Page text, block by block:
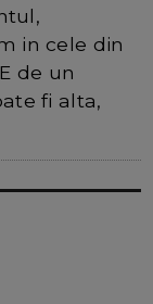
in cele din
de un
fi alta,